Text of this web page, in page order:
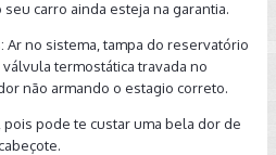
seu carro ainda esteja na garantia.
no sistema, tampa do reservatório
termostática travada no
não armando o estagio correto.
pois pode te custar uma bela dor de